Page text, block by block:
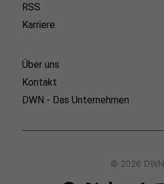
RSS
Karriere
Über uns
Kontakt
DWN - Das Unternehmen
© 2026 DWN